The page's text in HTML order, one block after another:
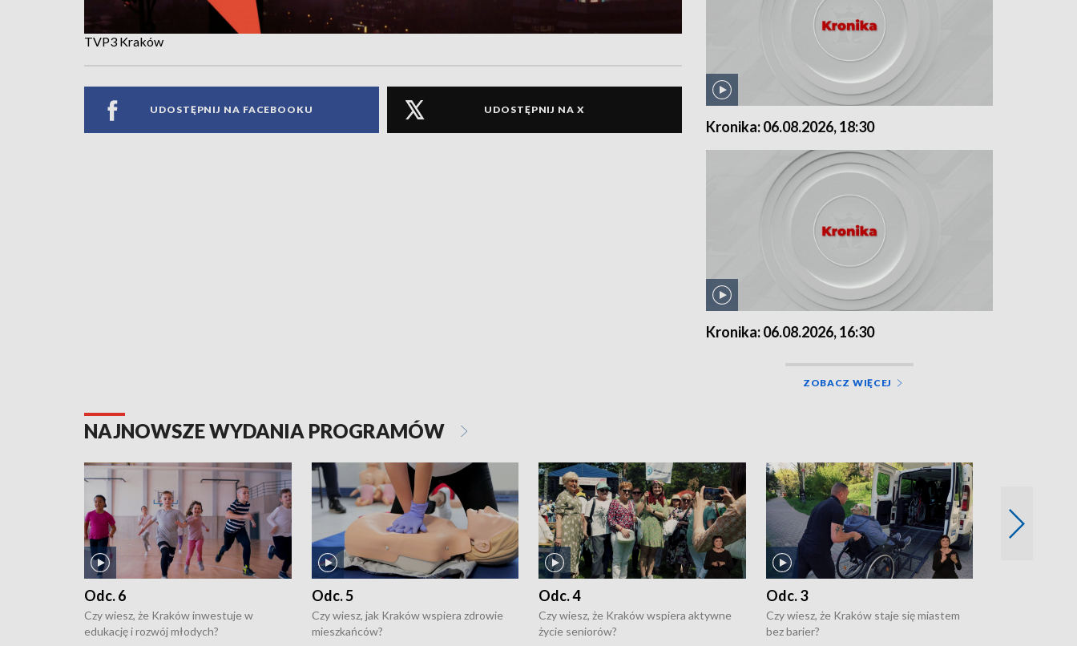
TVP3 Kraków
UDOSTĘPNIJ NA FACEBOOKU UDOSTĘPNIJ NA X
Kronika: 06.08.2026, 18:30
Kronika: 06.08.2026, 16:30
ZOBACZ WIĘCEJ
NAJNOWSZE WYDANIA PROGRAMÓW
Odc. 6
Czy wiesz, że Kraków inwestuje w
edukację i rozwój młodych?
Odc. 5
Czy wiesz, jak Kraków wspiera zdrowie
mieszkańców?
Odc. 4
Czy wiesz, że Kraków wspiera aktywne
życie seniorów?
Odc. 3
Czy wiesz, że Kraków staje się miastem
bez barier?